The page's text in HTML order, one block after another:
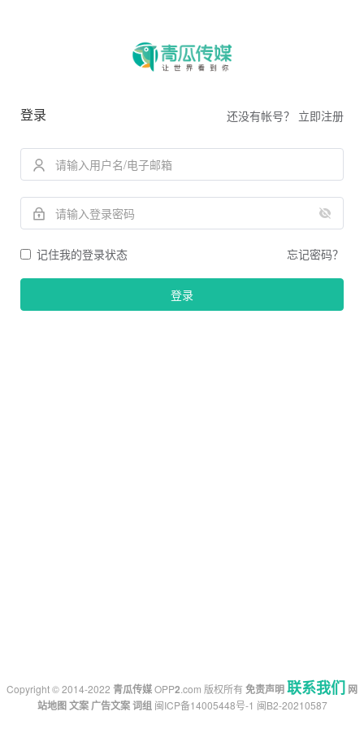
登录 还没有帐号？ 立即注册
记住我的登录状态 忘记密码？
登录
Copyright © 2014-2022 青瓜传媒OPP2 .com 版权所有 免责声明联系我们 网
站地图文案广告文案词组 闽ICP备14005448号-1 闽B2-20210587